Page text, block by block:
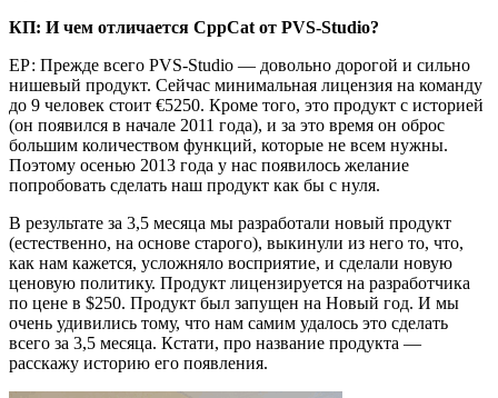
КП: И чем отличается CppCat от PVS-Studio?
ЕР: Прежде всего PVS-Studio — довольно дорогой и сильно
нишевый продукт. Сейчас минимальная лицензия на команду
до 9 человек стоит €5250. Кроме того, это продукт с историей
(он появился в начале 2011 года), и за это время он оброс
большим количеством функций, которые не всем нужны.
Поэтому осенью 2013 года у нас появилось желание
попробовать сделать наш продукт как бы с нуля.
В результате за 3,5 месяца мы разработали новый продукт
(естественно, на основе старого), выкинули из него то, что,
как нам кажется, усложняло восприятие, и сделали новую
ценовую политику. Продукт лицензируется на разработчика
по цене в $250. Продукт был запущен на Новый год. И мы
очень удивились тому, что нам самим удалось это сделать
всего за 3,5 месяца. Кстати, про название продукта —
расскажу историю его появления.